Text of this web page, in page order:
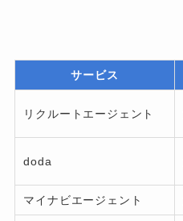
サービス
リクルートエージェント
doda
マイナビエージェント